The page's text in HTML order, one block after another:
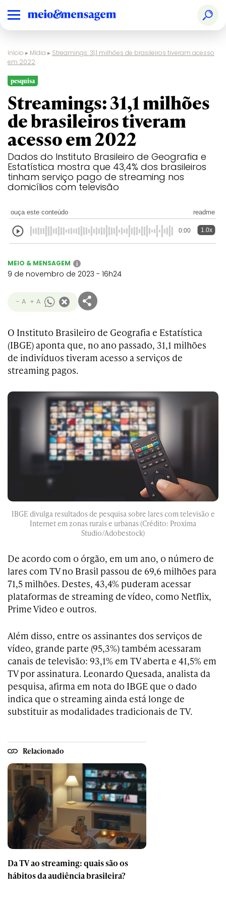
Início ▸ Mídia ▸ Streamings: 31,1 milhões de brasileiros tiveram acesso
em 2022
pesquisa
Streamings: 31,1 milhões
de brasileiros tiveram
acesso em 2022
Dados do Instituto Brasileiro de Geografia e
Estatística mostra que 43,4% dos brasileiros
tinham serviço pago de streaming nos
domicílios com televisão
ouça este conteúdo readme
0:00 1.0x
MEIO & MENSAGEM i
9 de novembro de 2023 - 16h24
- A + A
O Instituto Brasileiro de Geografia e Estatística
(IBGE) aponta que, no ano passado, 31,1 milhões
de indivíduos tiveram acesso a serviços de
streaming pagos.
IBGE divulga resultados de pesquisa sobre lares com televisão e
Internet em zonas rurais e urbanas (Crédito: Proxima
Studio/Adobestock)
De acordo com o órgão, em um ano, o número de
lares com TV no Brasil passou de 69,6 milhões para
71,5 milhões. Destes, 43,4% puderam acessar
plataformas de streaming de vídeo, como Netflix,
Prime Video e outros.
Além disso, entre os assinantes dos serviços de
vídeo, grande parte (95,3%) também acessaram
canais de televisão: 93,1% em TV aberta e 41,5% em
TV por assinatura. Leonardo Quesada, analista da
pesquisa, afirma em nota do IBGE que o dado
indica que o streaming ainda está longe de
substituir as modalidades tradicionais de TV.
Relacionado
Da TV ao streaming: quais são os
hábitos da audiência brasileira?